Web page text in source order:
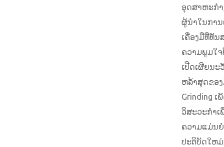
ອຸດສາຫະກໍາ
ຜູ້ນໍາໃນກາ
ເຄື່ອງມືທີ່ທັນ
ຄວາມພູມໃ
ເປີດເຜີຍນະ
ຫລ້າສຸດຂອ
Grinding ເ
ວິສະວະກໍາເ
ຄວາມແມ່ນ
ປະຕິບັດໃຫມ່